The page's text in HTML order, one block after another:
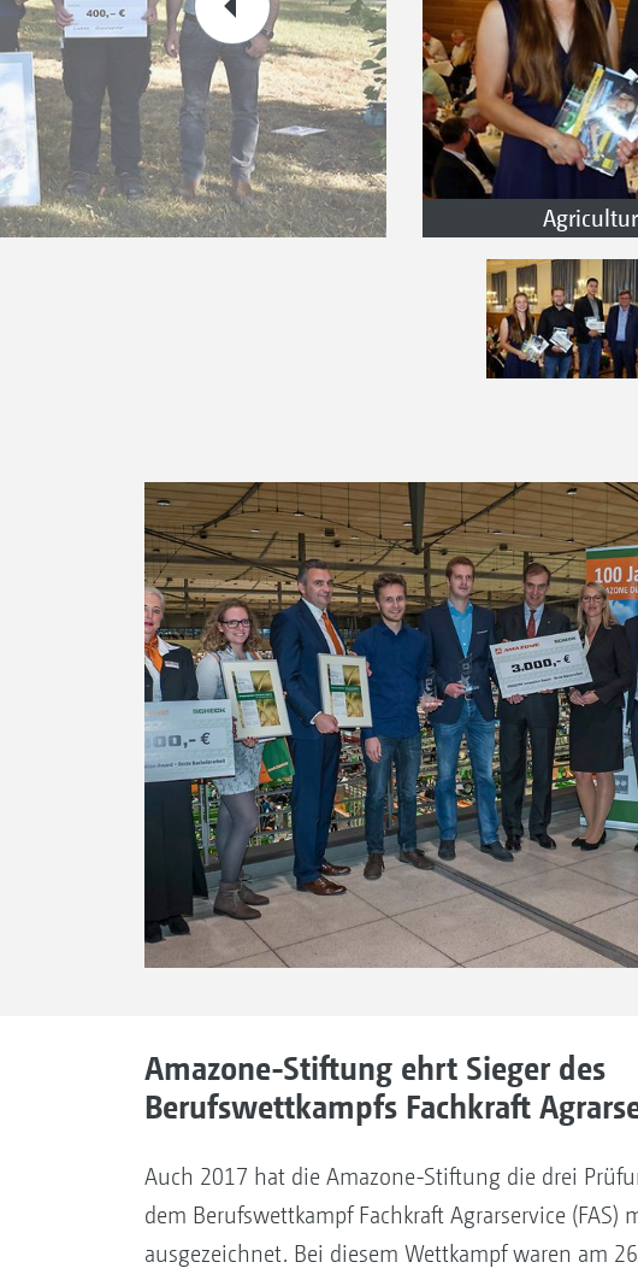
Amazone-Stiftung ehrt Sieger des
Berufswettkampfs Fachkraft
Auch 2017 hat die Amazone-Stiftung die drei
dem Berufswettkampf Fachkraft Agrarservice (FAS)
ausgezeichnet. Bei diesem Wettkampf waren am